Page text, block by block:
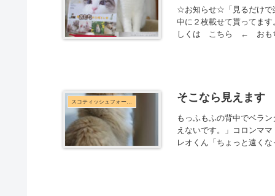
☆お知らせ☆「見るだけで
中に２枚載せて貰ってま
しくは こちら ← おも
スコティッシュフォールド そこなら見えます
もっふもふの背中でベラ
えないです。」コロンマ
レオくん「ちょっと遠く